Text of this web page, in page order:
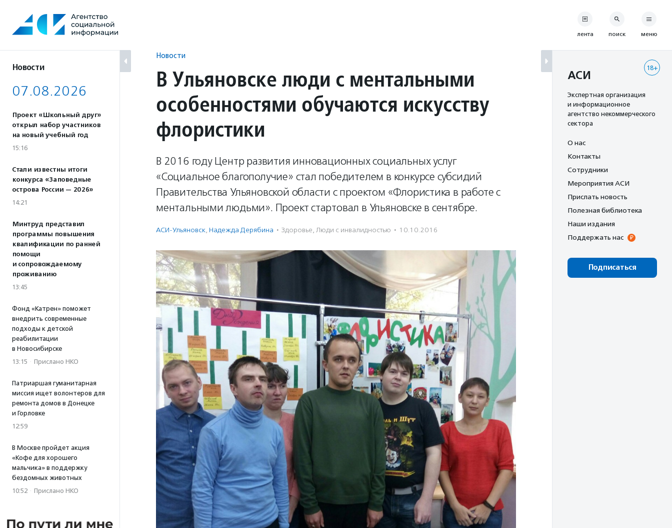
содержанию
Новости
07.08.2026
Проект «Школьный друг»
открыл набор участников
на новый учебный год
15:16
Стали известны итоги
конкурса «Заповедные
острова России — 2026»
14:21
Минтруд представил
программы повышения
квалификации по ранней
помощи
и сопровождаемому
проживанию
13:45
Фонд «Катрен» поможет
внедрить современные
подходы к детской
реабилитации
в Новосибирске
13:15 · Прислано НКО
Патриаршая гуманитарная
миссия ищет волонтеров для
ремонта домов в Донецке
и Горловке
12:59
В Москве пройдет акция
«Кофе для хорошего
мальчика» в поддержку
бездомных животных
10:52 · Прислано НКО
Новости
В Ульяновске люди с ментальными
особенностями обучаются искусству
флористики
В 2016 году Центр развития инновационных социальных услуг
«Социальное благополучие» стал победителем в конкурсе субсидий
Правительства Ульяновской области с проектом «Флористика в работе с
ментальными людьми». Проект стартовал в Ульяновске в сентябре.
АСИ-Ульяновск, Надежда Дерябина · Здоровье, Люди с инвалидностью · 10.10.2016
лента поиск меню
18+
АСИ
Экспертная организация
и информационное
агентство некоммерческого
сектора
О нас
Контакты
Сотрудники
Мероприятия АСИ
Прислать новость
Полезная библиотека
Наши издания
Поддержать нас
Подписаться